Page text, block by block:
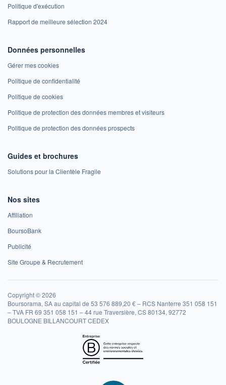
Politique d'exécution
Rapport de meilleure sélection 2024
Données personnelles
Gérer mes cookies
Politique de confidentialité
Politique de cookies
Politique de protection des données membres et visiteurs
Politique de protection des données prospects
Guides et brochures
Solutions pour la Clientèle Fragile
Nos sites
Affiliation
BoursoBank
Publicité
Site Groupe & Recrutement
Copyright © 2026
Boursorama, SA au capital de 53 576 889,20 € – RCS Nanterre 351 058 151
– TVA FR 69 351 058 151 – 44 rue Traversière, CS 80134, 92772
BOULOGNE BILLANCOURT CEDEX